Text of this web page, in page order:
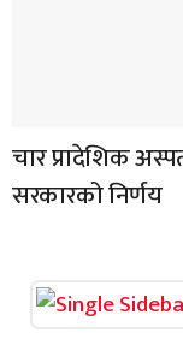
चार प्रादेशिक
सरकारको निर्णय